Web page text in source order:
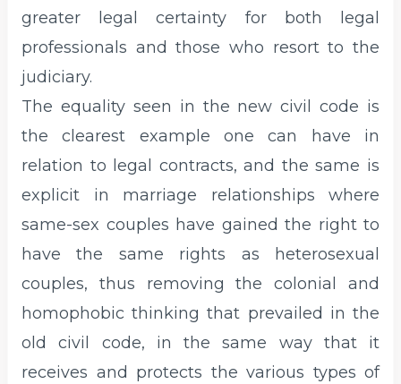
greater legal certainty for both legal
professionals and those who resort to the
judiciary.
The equality seen in the new civil code is
the clearest example one can have in
relation to legal contracts, and the same is
explicit in marriage relationships where
same-sex couples have gained the right to
have the same rights as heterosexual
couples, thus removing the colonial and
homophobic thinking that prevailed in the
old civil code, in the same way that it
receives and protects the various types of